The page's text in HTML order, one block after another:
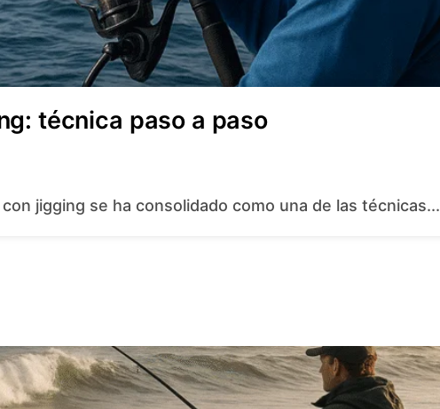
técnica paso a paso
con jigging se ha consolidado como una de las técnicas...